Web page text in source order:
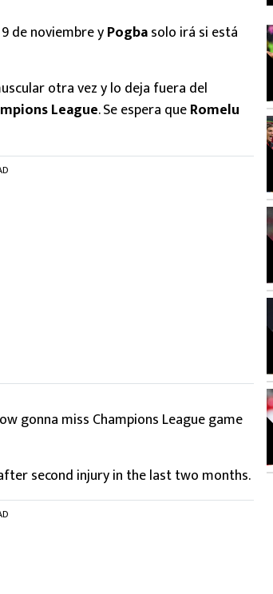
de noviembre yPogbasolo irá si está
otra vez y lo deja fuera del
League. Se espera queRomelu
gonna miss Champions League game
second injury in the last two months.